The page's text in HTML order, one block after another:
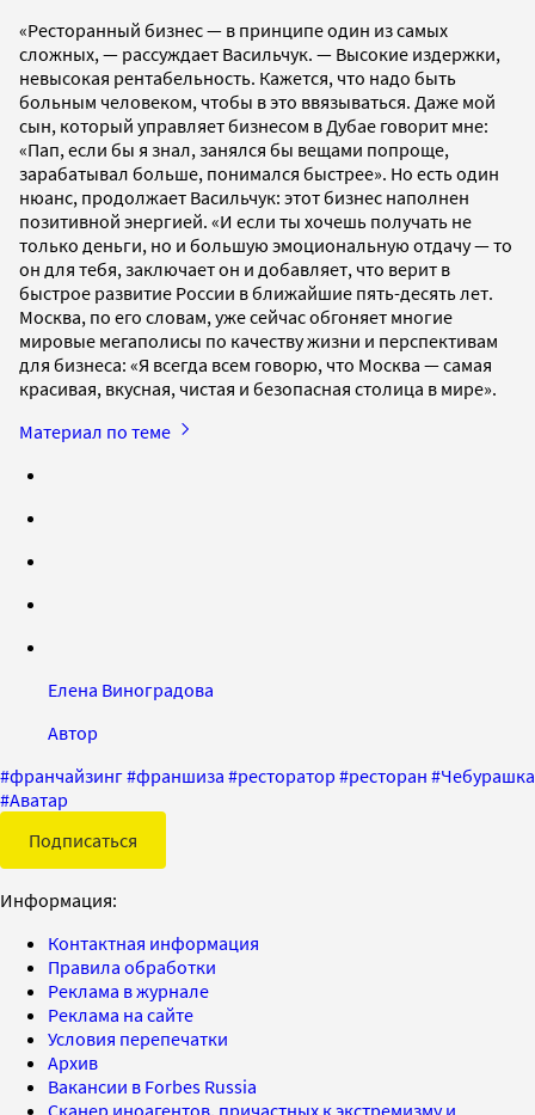
«Ресторанный бизнес — в принципе один из самых
сложных, — рассуждает Васильчук. — Высокие издержки,
невысокая рентабельность. Кажется, что надо быть
больным человеком, чтобы в это ввязываться. Даже мой
сын, который управляет бизнесом в Дубае говорит мне:
«Пап, если бы я знал, занялся бы вещами попроще,
зарабатывал больше, понимался быстрее». Но есть один
нюанс, продолжает Васильчук: этот бизнес наполнен
позитивной энергией. «И если ты хочешь получать не
только деньги, но и большую эмоциональную отдачу — то
он для тебя, заключает он и добавляет, что верит в
быстрое развитие России в ближайшие пять-десять лет.
Москва, по его словам, уже сейчас обгоняет многие
мировые мегаполисы по качеству жизни и перспективам
для бизнеса: «Я всегда всем говорю, что Москва — самая
красивая, вкусная, чистая и безопасная столица в мире».
Материал по теме
Елена Виноградова
Автор
#франчайзинг#франшиза #ресторатор #ресторан #Чебурашка
#Аватар
Подписаться
Информация:
Контактная информация
Правила обработки
Реклама в журнале
Реклама на сайте
Условия перепечатки
Архив
Вакансии в Forbes Russia
Сканер иноагентов, причастных к экстремизму и